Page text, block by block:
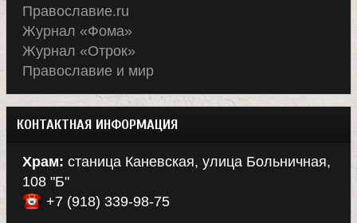
Православие.ru
Журнал «Фома»
Журнал «Отрок»
Православие и мир
КОНТАКТНАЯ ИНФОРМАЦИЯ
Храм: станица Каневская, улица Больничная,
108 "Б"
+7 (918) 339-98-75